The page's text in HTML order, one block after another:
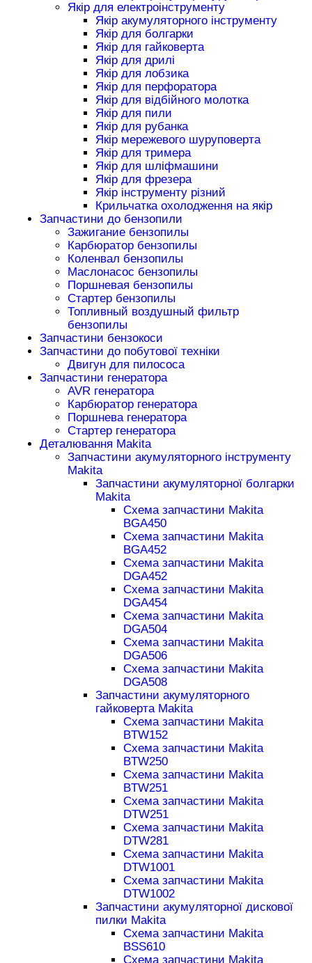
Якір для електроінструменту
Якір акумуляторного інструменту
Якір для болгарки
Якір для гайковерта
Якір для дрилі
Якір для лобзика
Якір для перфоратора
Якір для відбійного молотка
Якір для пили
Якір для рубанка
Якір мережевого шуруповерта
Якір для тримера
Якір для шліфмашини
Якір для фрезера
Якір інструменту різний
Крильчатка охолодження на якір
Запчастини до бензопили
Зажигание бензопилы
Карбюратор бензопилы
Коленвал бензопилы
Маслонасос бензопилы
Поршневая бензопилы
Стартер бензопилы
Топливный воздушный фильтр
бензопилы
Запчастини бензокоси
Запчастини до побутової техніки
Двигун для пилососа
Запчастини генератора
AVR генератора
Карбюратор генератора
Поршнева генератора
Стартер генератора
Деталювання Makita
Запчастини акумуляторного інструменту
Makita
Запчастини акумуляторної болгарки
Makita
Схема запчастини Makita
BGA450
Схема запчастини Makita
BGA452
Схема запчастини Makita
DGA452
Схема запчастини Makita
DGA454
Схема запчастини Makita
DGA504
Схема запчастини Makita
DGA506
Схема запчастини Makita
DGA508
Запчастини акумуляторного
гайковерта Makita
Схема запчастини Makita
BTW152
Схема запчастини Makita
BTW250
Схема запчастини Makita
BTW251
Схема запчастини Makita
DTW251
Схема запчастини Makita
DTW281
Схема запчастини Makita
DTW1001
Схема запчастини Makita
DTW1002
Запчастини акумуляторної дискової
пилки Makita
Схема запчастини Makita
BSS610
Схема запчастини Makita